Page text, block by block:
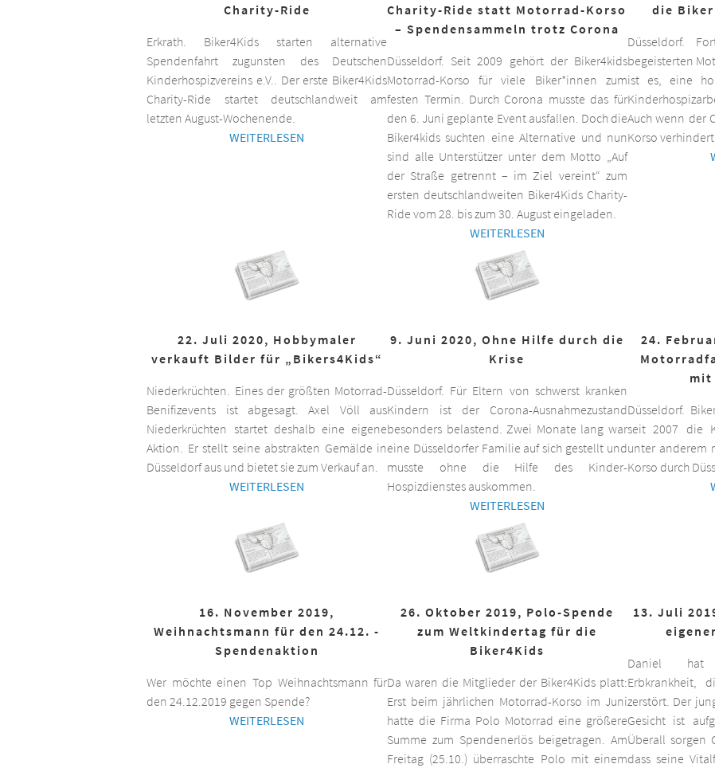
Charity-Ride
Erkrath. Biker4Kids starten alternative
Spendenfahrt zugunsten des Deutschen
Kinderhospizvereins e.V.. Der erste Biker4Kids
Charity-Ride startet deutschlandweit am
letzten August-Wochenende.
WEITERLESEN
Charity-Ride statt Motorrad-Korso
– Spendensammeln trotz Corona
Düsseldorf. Seit 2009 gehört der Biker4kids
Motorrad-Korso für viele Biker*innen zum
festen Termin. Durch Corona musste das für
den 6. Juni geplante Event ausfallen. Doch die
Biker4kids suchten eine Alternative und nun
sind alle Unterstützer unter dem Motto „Auf
der Straße getrennt – im Ziel vereint“ zum
ersten deutschlandweiten Biker4Kids Charity-
Ride vom 28. bis zum 30. August eingeladen.
WEITERLESEN
die
Düsseldorf.
begeisterten
ist es, eine
Auch wenn der
Korso
22. Juli 2020, Hobbymaler
verkauft Bilder für „Bikers4Kids“
Niederkrüchten. Eines der größten Motorrad-
Benifizevents ist abgesagt. Axel Völl aus
Niederkrüchten startet deshalb eine eigene
Aktion. Er stellt seine abstrakten Gemälde in
Düsseldorf aus und bietet sie zum Verkauf an.
WEITERLESEN
9. Juni 2020, Ohne Hilfe durch die
Krise
Düsseldorf. Für Eltern von schwerst kranken
Kindern ist der Corona-Ausnahmezustand
besonders belastend. Zwei Monate lang war
eine Düsseldorfer Familie auf sich gestellt und
musste ohne die Hilfe des Kinder-
Hospizdienstes auskommen.
WEITERLESEN
24.
mit
Düsseldorf.
seit 2007 die
unter anderem
Korso durch
16. November 2019,
Weihnachtsmann für den 24.12. -
Spendenaktion
Wer möchte einen Top Weihnachtsmann für
den 24.12.2019 gegen Spende?
WEITERLESEN
26. Oktober 2019, Polo-Spende
zum Weltkindertag für die
Biker4Kids
Da waren die Mitglieder der Biker4Kids platt:
Erst beim jährlichen Motorrad-Korso im Juni
hatte die Firma Polo Motorrad eine größere
Summe zum Spendenerlös beigetragen. Am
Freitag (25.10.) überraschte Polo mit einem
13. Juli
Daniel hat
Erbkrankheit,
zerstört. Der
Gesicht ist
Überall sorgen
dass seine